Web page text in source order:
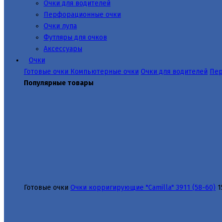
Очки для водителей
Перфорационные очки
Очки лупа
Футляры для очков
Аксессуары
Очки
Готовые очки Компьютерные очки Очки для водителей
Популярные товары
Готовые очки Очки корригирующие "Camilla" 3911 (58-60)